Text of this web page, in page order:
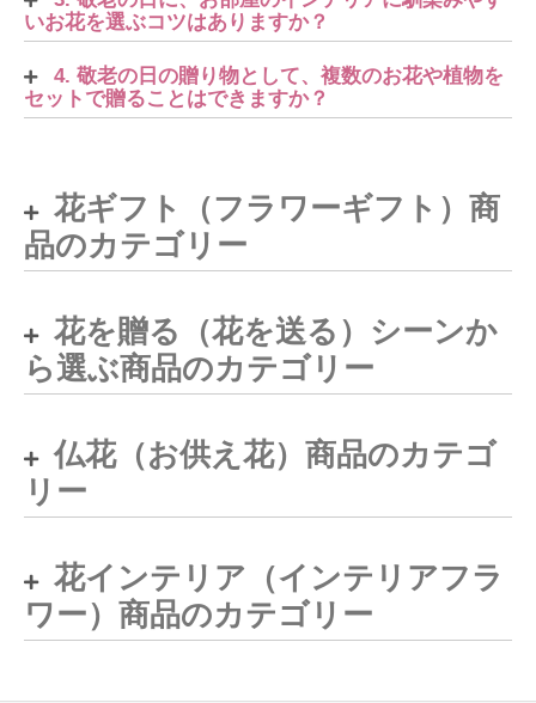
いお花を選ぶコツはありますか？
4. 敬老の日の贈り物として、複数のお花や植物を
セットで贈ることはできますか？
花ギフト（フラワーギフト）商
品のカテゴリー
花を贈る（花を送る）シーンか
ら選ぶ商品のカテゴリー
仏花（お供え花）商品のカテゴ
リー
花インテリア（インテリアフラ
ワー）商品のカテゴリー